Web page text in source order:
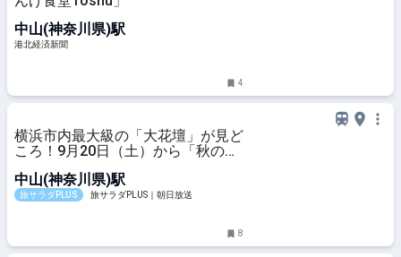
中山(神奈川県)駅
港北経済新聞
4
横浜市内最大級の「大花壇」が見ど
ころ！9月20日（土）から「秋の里
中山(神奈川県)駅
旅サラダPLUS 旅サラダPLUS｜朝日放送
8